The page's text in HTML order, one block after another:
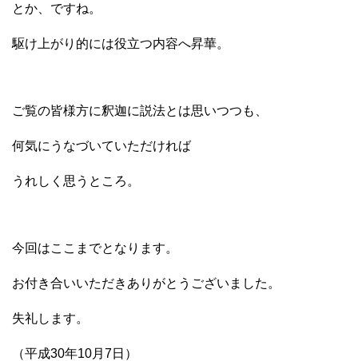
とか、ですね。
駆け上がり的には役立つ内容へ昇華。
ご覧の皆様方に釈迦に説法とは思いつつも、
何気にうなづいていただければ
うれしく思うところ。
今回はここまでとなります。
お付き合いいただきありがとうございました。
失礼します。
（平成30年10月7日）